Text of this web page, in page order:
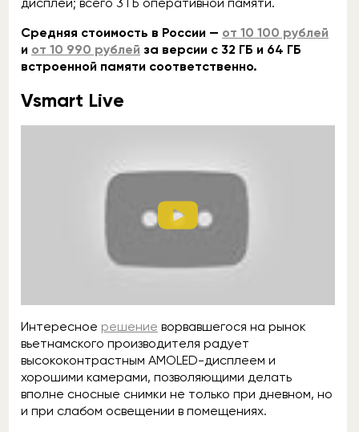
дисплей; всего 3 ГБ оперативной памяти.
Средняя стоимость в России — от 10 100 рублей
и от 10 990 рублей за версии с 32 ГБ и 64 ГБ
встроенной памяти соответственно.
Vsmart Live
Интересное решение ворвавшегося на рынок
вьетнамского производителя радует
высококонтрастным AMOLED-дисплеем и
хорошими камерами, позволяющими делать
вполне сносные снимки не только при дневном, но
и при слабом освещении в помещениях.